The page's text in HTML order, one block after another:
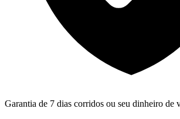
Garantia de 7 dias corridos ou seu dinheiro de